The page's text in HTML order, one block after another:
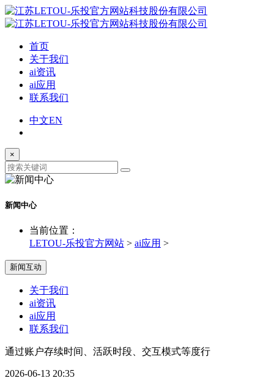
首页
关于我们
ai资讯
ai应用
联系我们
中文EN
×
新闻中心
当前位置：
LETOU-乐投官方网站 > ai应用 >
新闻互动
关于我们
ai资讯
ai应用
联系我们
通过账户存续时间、活跃时段、交互模式等度行
2026-06-13 20:35